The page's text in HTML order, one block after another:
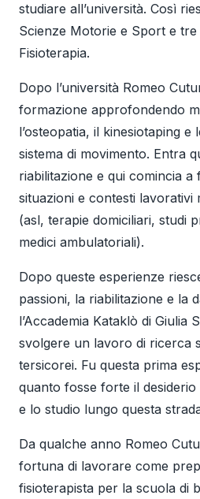
studiare all’università. Così
Scienze Motorie e Sport e
Fisioterapia.
Dopo l’università Romeo
formazione approfondendo
l’osteopatia, il kinesiotaping e
sistema di movimento. Entra
riabilitazione e qui comincia a
situazioni e contesti
(asl, terapie domiciliari, studi
medici ambulatoriali).
Dopo queste esperienze
passioni, la riabilitazione e la
l’Accademia Kataklò di Giulia
svolgere un lavoro di ricerca
tersicorei. Fu questa prima
quanto fosse forte il
e lo studio lungo questa
Da qualche anno Romeo
fortuna di lavorare come
fisioterapista per la scuola di